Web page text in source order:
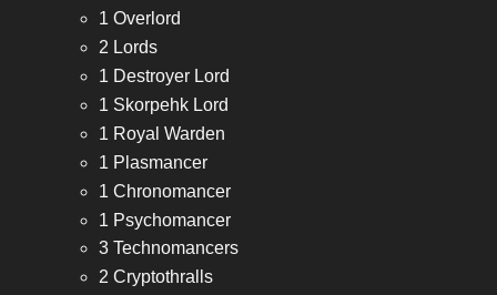
1 Overlord
2 Lords
1 Destroyer Lord
1 Skorpehk Lord
1 Royal Warden
1 Plasmancer
1 Chronomancer
1 Psychomancer
3 Technomancers
2 Cryptothralls